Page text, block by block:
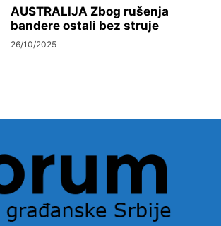
AUSTRALIJA Zbog rušenja
bandere ostali bez struje
26/10/2025